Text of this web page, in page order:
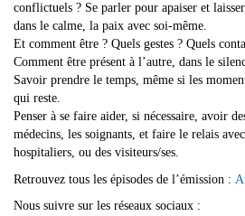
conflictuels ? Se parler pour apaiser et
dans le calme, la paix avec soi-même.
Et comment être ? Quels gestes ? Quels
Comment être présent à l’autre, dans le
Savoir prendre le temps, même si les
qui reste.
Penser à se faire aider, si nécessaire, avoir
médecins, les soignants, et faire le relais
hospitaliers, ou des visiteurs/ses.
Retrouvez tous les épisodes de l’émission :
Nous suivre sur les réseaux sociaux :